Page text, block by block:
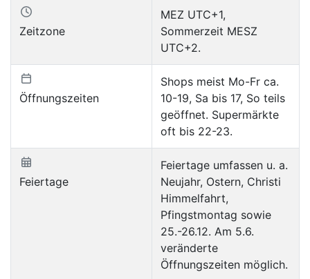
Zeitzone
MEZ UTC+1,
Sommerzeit MESZ
UTC+2.
Öffnungszeiten
Shops meist Mo-Fr ca.
10-19, Sa bis 17, So teils
geöffnet. Supermärkte
oft bis 22-23.
Feiertage
Feiertage umfassen u. a.
Neujahr, Ostern, Christi
Himmelfahrt,
Pfingstmontag sowie
25.-26.12. Am 5.6.
veränderte
Öffnungszeiten möglich.